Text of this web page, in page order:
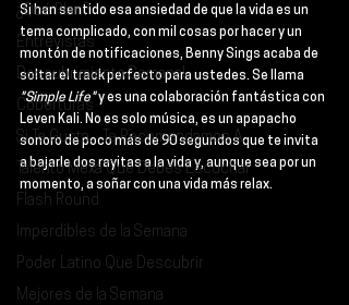
¿Qué Plan?
Entrevistas
Descubrimiento Semanal
Coberturas
Si Te Gusta... Te Recomendamos A...
Talento Mexa Que Debes Escuchar
Flash Round
Imperdibles de la Semana
Poder Latino Que Descubrir
Mejores de la Semana
Si han sentido esa ansiedad de que la vida es un
tema complicado, con mil cosas por hacer y un
montón de notificaciones, Benny Sings acaba de
soltar el track perfecto para ustedes. Se llama
"Simple Life" y es una colaboración fantástica con
Leven Kali. No es solo música, es un apapacho
sonoro de poco más de 90 segundos que te invita
a bajarle dos rayitas a la vida y, aunque sea por un
momento, a soñar con una vida más relax.